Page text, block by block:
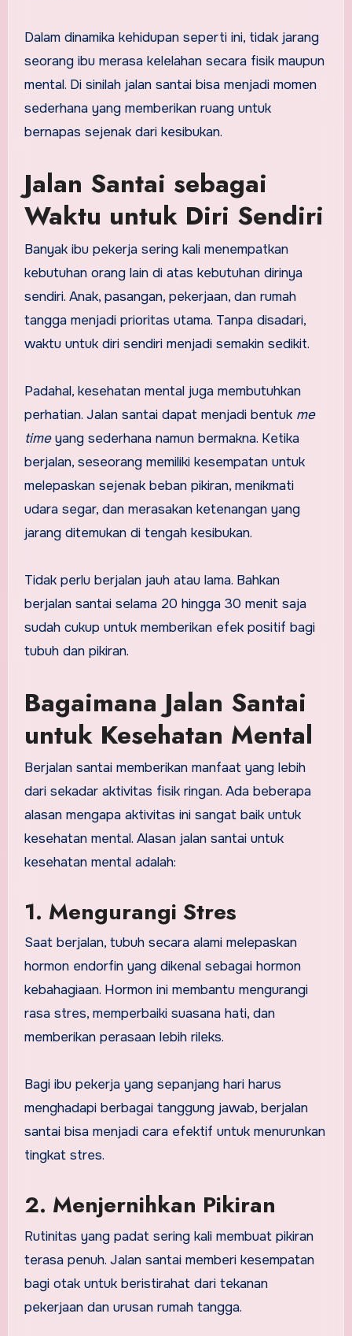
Dalam dinamika kehidupan seperti ini, tidak jarang
seorang ibu merasa kelelahan secara fisik maupun
mental. Di sinilah jalan santai bisa menjadi momen
sederhana yang memberikan ruang untuk
bernapas sejenak dari kesibukan.
Jalan Santai sebagai
Waktu untuk Diri Sendiri
Banyak ibu pekerja sering kali menempatkan
kebutuhan orang lain di atas kebutuhan dirinya
sendiri. Anak, pasangan, pekerjaan, dan rumah
tangga menjadi prioritas utama. Tanpa disadari,
waktu untuk diri sendiri menjadi semakin sedikit.
Padahal, kesehatan mental juga membutuhkan
perhatian. Jalan santai dapat menjadi bentuk me
timeyang sederhana namun bermakna. Ketika
berjalan, seseorang memiliki kesempatan untuk
melepaskan sejenak beban pikiran, menikmati
udara segar, dan merasakan ketenangan yang
jarang ditemukan di tengah kesibukan.
Tidak perlu berjalan jauh atau lama. Bahkan
berjalan santai selama 20 hingga 30 menit saja
sudah cukup untuk memberikan efek positif bagi
tubuh dan pikiran.
Bagaimana Jalan Santai
untuk Kesehatan Mental
Berjalan santai memberikan manfaat yang lebih
dari sekadar aktivitas fisik ringan. Ada beberapa
alasan mengapa aktivitas ini sangat baik untuk
kesehatan mental. Alasan jalan santai untuk
kesehatan mental adalah:
1. Mengurangi Stres
Saat berjalan, tubuh secara alami melepaskan
hormon endorfin yang dikenal sebagai hormon
kebahagiaan. Hormon ini membantu mengurangi
rasa stres, memperbaiki suasana hati, dan
memberikan perasaan lebih rileks.
Bagi ibu pekerja yang sepanjang hari harus
menghadapi berbagai tanggung jawab, berjalan
santai bisa menjadi cara efektif untuk menurunkan
tingkat stres.
2. Menjernihkan Pikiran
Rutinitas yang padat sering kali membuat pikiran
terasa penuh. Jalan santai memberi kesempatan
bagi otak untuk beristirahat dari tekanan
pekerjaan dan urusan rumah tangga.